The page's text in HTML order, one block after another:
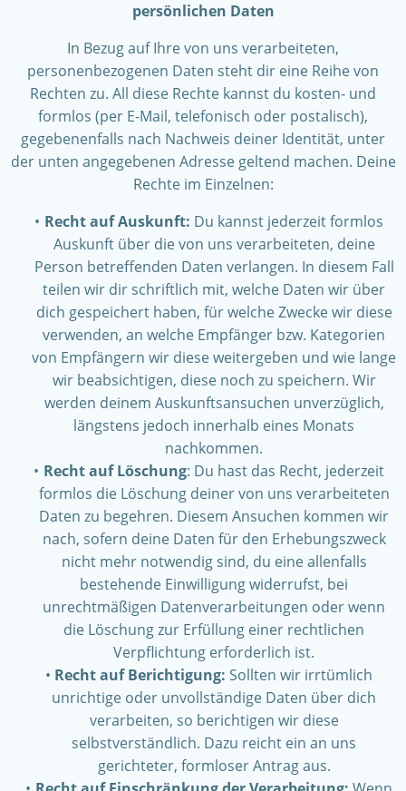
persönlichen Daten
In Bezug auf Ihre von uns verarbeiteten,
personenbezogenen Daten steht dir eine Reihe von
Rechten zu. All diese Rechte kannst du kosten- und
formlos (per E-Mail, telefonisch oder postalisch),
gegebenenfalls nach Nachweis deiner Identität, unter
der unten angegebenen Adresse geltend machen. Deine
Rechte im Einzelnen:
Recht auf Auskunft: Du kannst jederzeit formlos
Auskunft über die von uns verarbeiteten, deine
Person betreffenden Daten verlangen. In diesem Fall
teilen wir dir schriftlich mit, welche Daten wir über
dich gespeichert haben, für welche Zwecke wir diese
verwenden, an welche Empfänger bzw. Kategorien
von Empfängern wir diese weitergeben und wie lange
wir beabsichtigen, diese noch zu speichern. Wir
werden deinem Auskunftsansuchen unverzüglich,
längstens jedoch innerhalb eines Monats
nachkommen.
Recht auf Löschung: Du hast das Recht, jederzeit
formlos die Löschung deiner von uns verarbeiteten
Daten zu begehren. Diesem Ansuchen kommen wir
nach, sofern deine Daten für den Erhebungszweck
nicht mehr notwendig sind, du eine allenfalls
bestehende Einwilligung widerrufst, bei
unrechtmäßigen Datenverarbeitungen oder wenn
die Löschung zur Erfüllung einer rechtlichen
Verpflichtung erforderlich ist.
Recht auf Berichtigung:Sollten wir irrtümlich
unrichtige oder unvollständige Daten über dich
verarbeiten, so berichtigen wir diese
selbstverständlich. Dazu reicht ein an uns
gerichteter, formloser Antrag aus.